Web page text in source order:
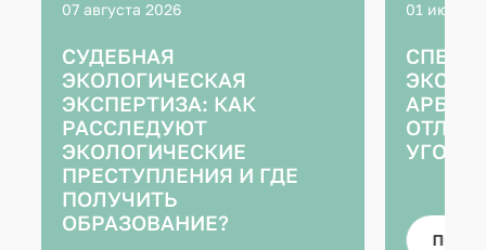
07 августа 2026
СУДЕБНАЯ
ЭКОЛОГИЧЕСКАЯ
ЭКСПЕРТИЗА: КАК
РАССЛЕДУЮТ
ЭКОЛОГИЧЕСКИЕ
ПРЕСТУПЛЕНИЯ И ГДЕ
ПОЛУЧИТЬ
ОБРАЗОВАНИЕ?
01 июля